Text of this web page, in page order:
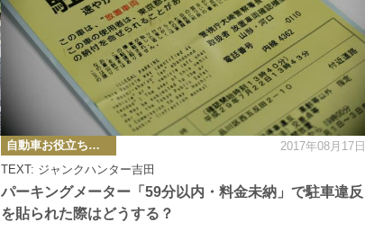
パーキングメーター「59分以内・料金未納」で駐車違反
を貼られた際はどうする？
TEXT: ジャンクハンター吉田
カ
テ
ゴ
リ
自動車お役立ち情報 2017年08月17日